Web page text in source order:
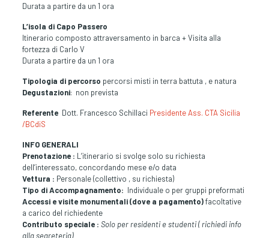
Durata a partire da un 1 ora
L’isola di Capo Passero
Itinerario composto attraversamento in barca + Visita alla
fortezza di Carlo V
Durata a partire da un 1 ora
Tipologia di percorso percorsi misti in terra battuta , e natura
Degustazioni: non prevista
ReferenteDott. Francesco Schillaci Presidente Ass. CTA Sicilia
/BCdiS
INFO GENERALI
Prenotazione : L’itinerario si svolge solo su richiesta
dell’interessato, concordando mese e/o data
Vettura : Personale (collettivo , su richiesta)
Tipo di Accompagnamento: Individuale o per gruppi preformati
Accessi e visite monumentali (dove a pagamento)facoltative
a carico del richiedente
Contributo speciale : Solo per residenti e studenti ( richiedi info
alla segreteria)